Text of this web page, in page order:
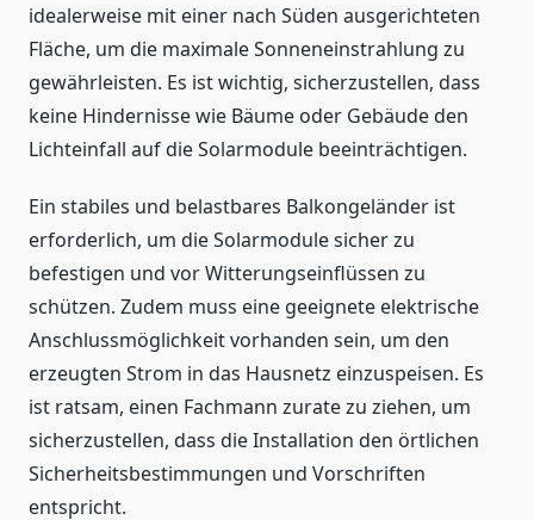
idealerweise mit einer nach Süden ausgerichteten
Fläche, um die maximale Sonneneinstrahlung zu
gewährleisten. Es ist wichtig, sicherzustellen, dass
keine Hindernisse wie Bäume oder Gebäude den
Lichteinfall auf die Solarmodule beeinträchtigen.
Ein stabiles und belastbares Balkongeländer ist
erforderlich, um die Solarmodule sicher zu
befestigen und vor Witterungseinflüssen zu
schützen. Zudem muss eine geeignete elektrische
Anschlussmöglichkeit vorhanden sein, um den
erzeugten Strom in das Hausnetz einzuspeisen. Es
ist ratsam, einen Fachmann zurate zu ziehen, um
sicherzustellen, dass die Installation den örtlichen
Sicherheitsbestimmungen und Vorschriften
entspricht.